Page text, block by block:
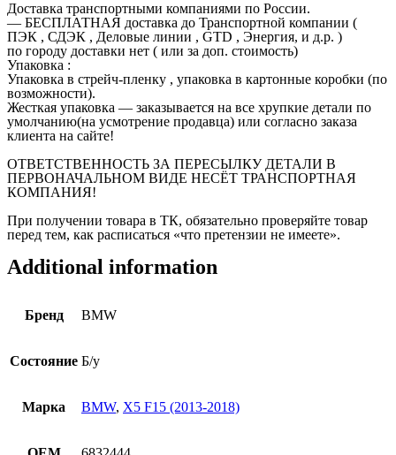
Доставка транспортными компаниями по России.
— БЕСПЛАТНАЯ доставка до Транспортной компании (
ПЭК , СДЭК , Деловые линии , GTD , Энергия, и д.р. )
по городу доставки нет ( или за доп. стоимость)
Упаковка :
Упаковка в стрейч-пленку , упаковка в картонные коробки (по
возможности).
Жесткая упаковка — заказывается на все хрупкие детали по
умолчанию(на усмотрение продавца) или согласно заказа
клиента на сайте!
ОТВЕТСТВЕННОСТЬ ЗА ПЕРЕСЫЛКУ ДЕТАЛИ В
ПЕРВОНАЧАЛЬНОМ ВИДЕ НЕСЁТ ТРАНСПОРТНАЯ
КОМПАНИЯ!
При получении товара в ТК, обязательно проверяйте товар
перед тем, как расписаться «что претензии не имеете».
Additional information
Бренд BMW
Состояние Б/у
Марка BMW, X5 F15 (2013-2018)